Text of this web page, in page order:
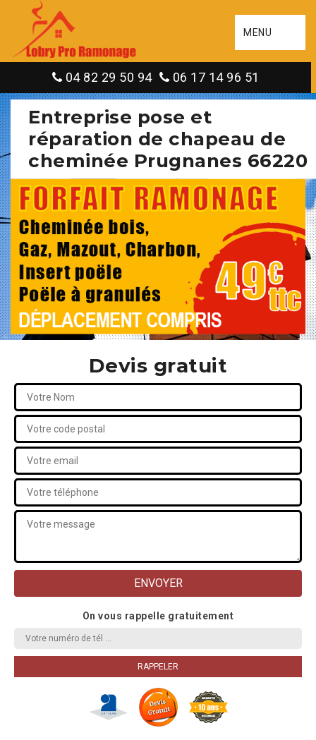
MENU
04 82 29 50 94 06 17 14 96 51
Entreprise pose et
réparation de chapeau de
cheminée Prugnanes 66220
Devis gratuit
On vous rappelle gratuitement